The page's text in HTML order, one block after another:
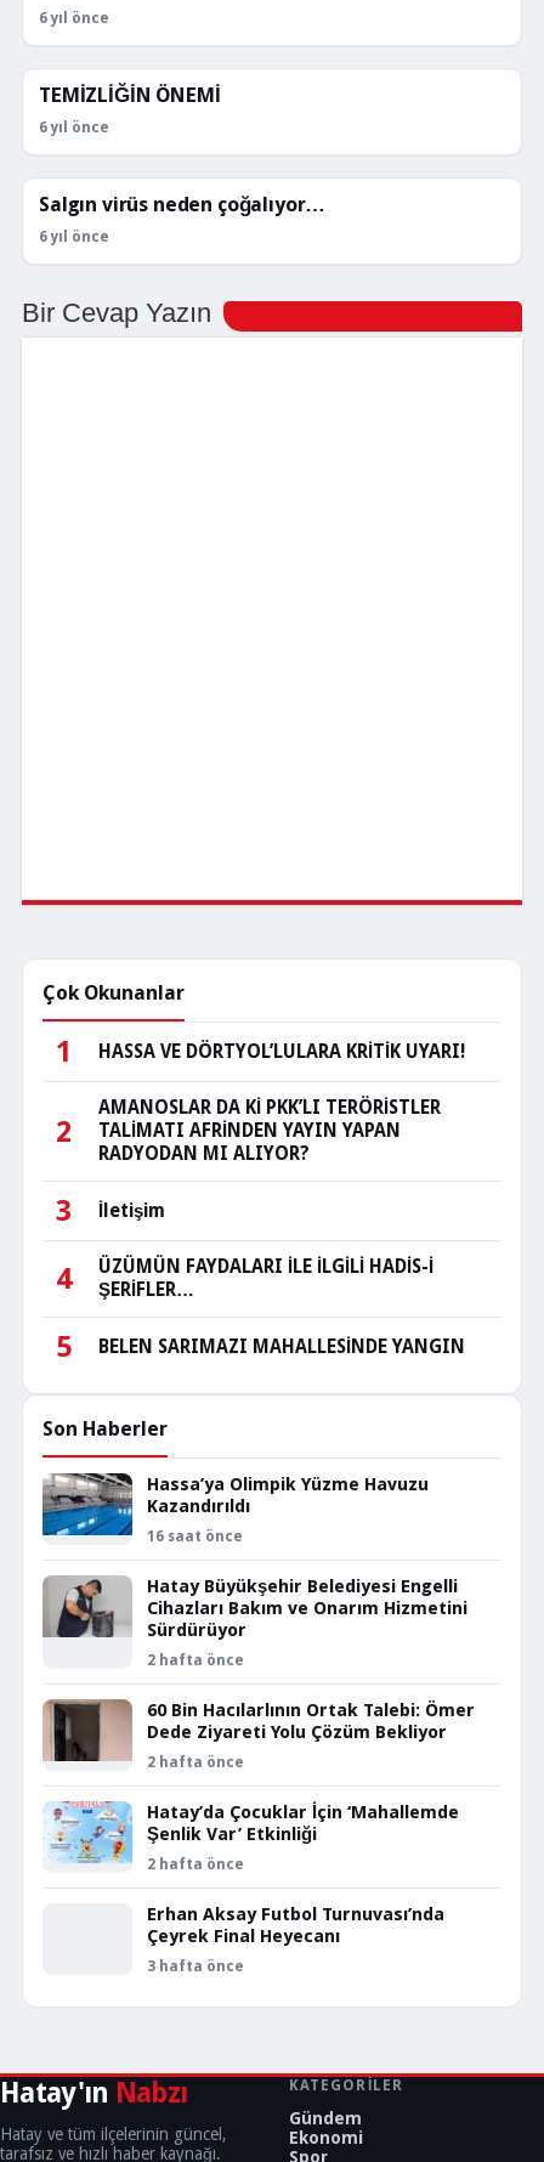
6 yıl önce
KÖŞE YAZILARI
TEMİZLİĞİN ÖNEMİ
6 yıl önce
KÖŞE YAZILARI
Salgın virüs neden çoğalıyor…
6 yıl önce
Bir Cevap Yazın
Çok Okunanlar
1 HASSA VE DÖRTYOL’LULARA KRİTİK UYARI!
2
AMANOSLAR DA Kİ PKK’LI TERÖRİSTLER
TALİMATI AFRİNDEN YAYIN YAPAN
RADYODAN MI ALIYOR?
3 İletişim
4
ÜZÜMÜN FAYDALARI İLE İLGİLİ HADİS-İ
ŞERİFLER…
5 BELEN SARIMAZI MAHALLESİNDE YANGIN
Son Haberler
Hassa’ya Olimpik Yüzme Havuzu
Kazandırıldı
16 saat önce
Hatay Büyükşehir Belediyesi Engelli
Cihazları Bakım ve Onarım Hizmetini
Sürdürüyor
2 hafta önce
60 Bin Hacılarlının Ortak Talebi: Ömer
Dede Ziyareti Yolu Çözüm Bekliyor
2 hafta önce
Hatay’da Çocuklar İçin ‘Mahallemde
Şenlik Var’ Etkinliği
2 hafta önce
Erhan Aksay Futbol Turnuvası’nda
Çeyrek Final Heyecanı
3 hafta önce
Hatay'ın Nabzı
Hatay ve tüm ilçelerinin güncel,
tarafsız ve hızlı haber kaynağı.
KATEGORILER
Gündem
Ekonomi
Spor